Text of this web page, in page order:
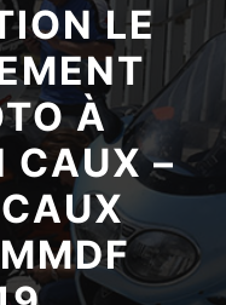
LE
À
CAUX –